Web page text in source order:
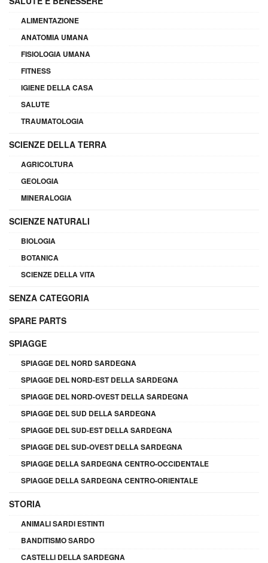
ALIMENTAZIONE
ANATOMIA UMANA
FISIOLOGIA UMANA
FITNESS
IGIENE DELLA CASA
SALUTE
TRAUMATOLOGIA
SCIENZE DELLA TERRA
AGRICOLTURA
GEOLOGIA
MINERALOGIA
SCIENZE NATURALI
BIOLOGIA
BOTANICA
SCIENZE DELLA VITA
SENZA CATEGORIA
SPARE PARTS
SPIAGGE
SPIAGGE DEL NORD SARDEGNA
SPIAGGE DEL NORD-EST DELLA SARDEGNA
SPIAGGE DEL NORD-OVEST DELLA SARDEGNA
SPIAGGE DEL SUD DELLA SARDEGNA
SPIAGGE DEL SUD-EST DELLA SARDEGNA
SPIAGGE DEL SUD-OVEST DELLA SARDEGNA
SPIAGGE DELLA SARDEGNA CENTRO-OCCIDENTALE
SPIAGGE DELLA SARDEGNA CENTRO-ORIENTALE
STORIA
ANIMALI SARDI ESTINTI
BANDITISMO SARDO
CASTELLI DELLA SARDEGNA